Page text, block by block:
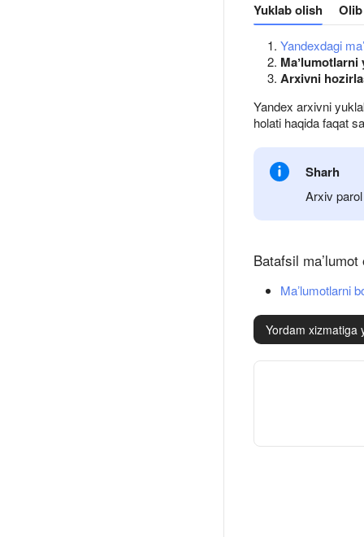
Yuklab olish
Yandexdagi
Arxivni
Yandex arxivni
holati haqida faqat
Sharh
Arxiv
Batafsil ma’lumot
Maʼlumotlarni
Yordam xizmatiga